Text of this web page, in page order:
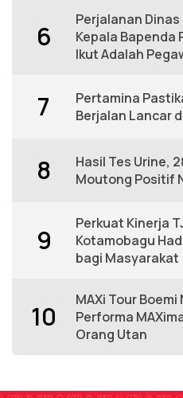
6
Perjalanan
Kepala Bapenda
Ikut Adalah
7
Pertamina
Berjalan Lancar
8
Hasil Tes Urine,
Moutong Positif
9
Perkuat Kinerja
Kotamobagu
bagi Masyarakat
10
MAXi Tour
Performa
Orang Utan